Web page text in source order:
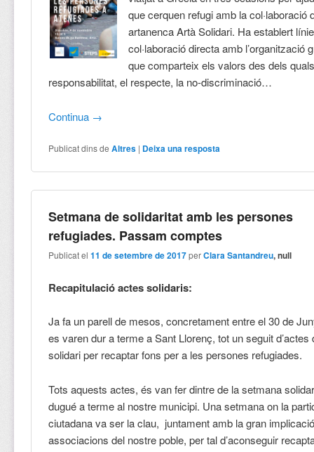
que cerquen refugi amb la col·laboració
artanenca Artà Solidari. Ha establert
col·laboració directa amb l’organització
que comparteix els valors des dels
responsabilitat, el respecte, la no-discriminació…
Continua →
Publicat dins de Altres | Deixa una resposta
Setmana de solidaritat amb les persones
refugiades. Passam comptes
Publicat el11 de setembre de 2017 perClara Santandreu, null
Recapitulació actes solidaris:
Ja fa un parell de mesos, concretament entre el 30 de
es varen dur a terme a Sant Llorenç, tot un seguit d’actes
solidari per recaptar fons per a les persones refugiades.
Tots aquests actes, és van fer dintre de la setmana
dugué a terme al nostre municipi. Una setmana on la
ciutadana va ser la clau, juntament amb la gran
associacions del nostre poble, per tal d’aconseguir